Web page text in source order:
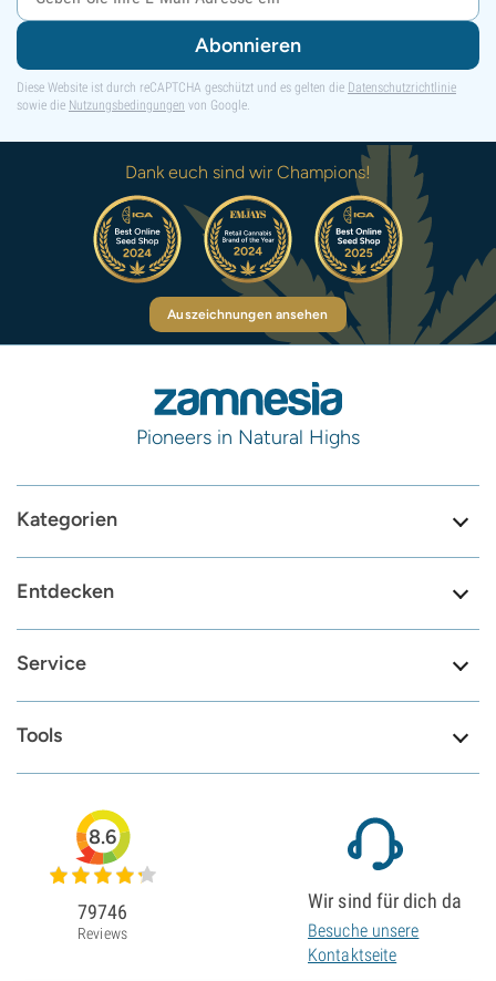
Abonnieren
Diese Website ist durch reCAPTCHA geschützt und es gelten die Datenschutzrichtlinie
sowie die Nutzungsbedingungen von Google.
Dank euch sind wir Champions!
Auszeichnungen ansehen
Pioneers in Natural Highs
Kategorien
Entdecken
Service
Tools
8.6
79746
Reviews
Wir sind für dich da
Besuche unsere
Kontaktseite